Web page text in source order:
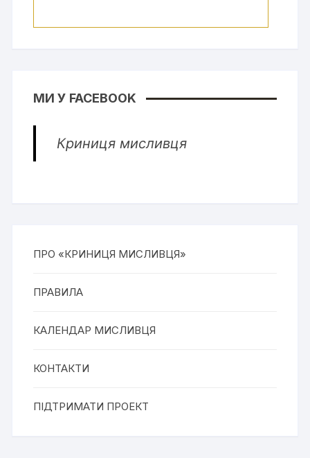
МИ У FACEBOOK
Криниця мисливця
ПРО «КРИНИЦЯ МИСЛИВЦЯ»
ПРАВИЛА
КАЛЕНДАР МИСЛИВЦЯ
КОНТАКТИ
ПІДТРИМАТИ ПРОЕКТ